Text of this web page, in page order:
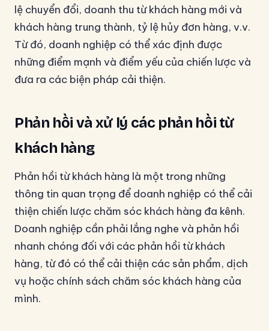
lệ chuyển đổi, doanh thu từ khách hàng mới và
khách hàng trung thành, tỷ lệ hủy đơn hàng, v.v.
Từ đó, doanh nghiệp có thể xác định được
những điểm mạnh và điểm yếu của chiến lược và
đưa ra các biện pháp cải thiện.
Phản hồi và xử lý các phản hồi từ
khách hàng
Phản hồi từ khách hàng là một trong những
thông tin quan trọng để doanh nghiệp có thể cải
thiện chiến lược chăm sóc khách hàng đa kênh.
Doanh nghiệp cần phải lắng nghe và phản hồi
nhanh chóng đối với các phản hồi từ khách
hàng, từ đó có thể cải thiện các sản phẩm, dịch
vụ hoặc chính sách chăm sóc khách hàng của
mình.